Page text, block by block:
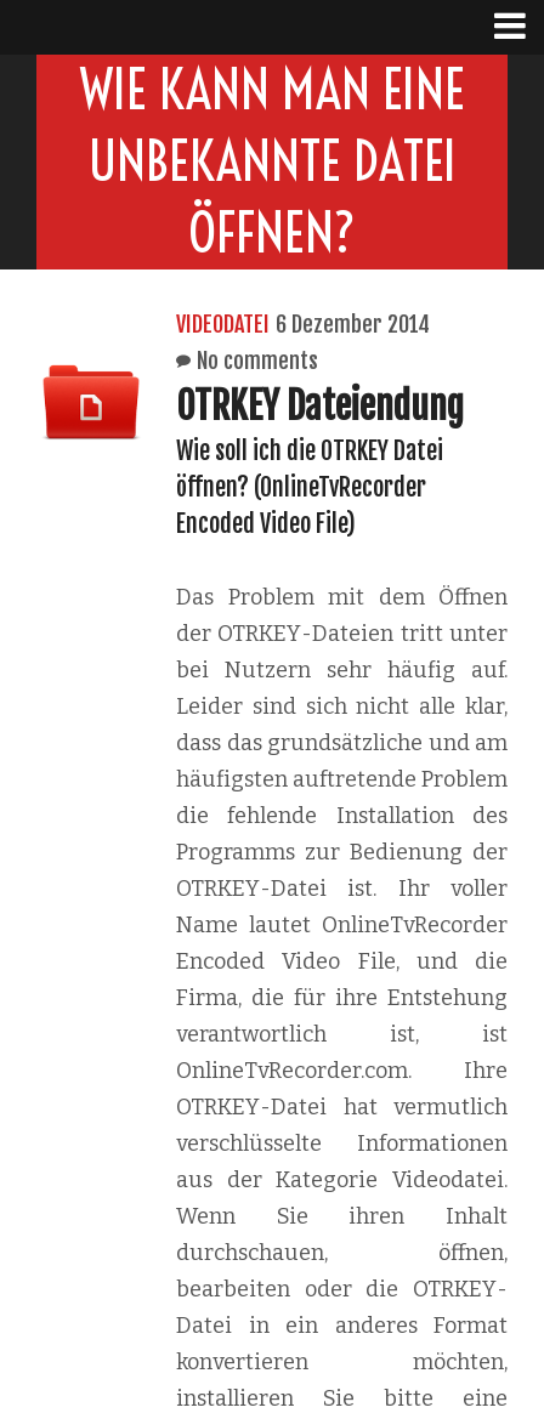
WIE KANN MAN EINE
UNBEKANNTE DATEI
ÖFFNEN?
VIDEODATEI 6 Dezember 2014
No comments
OTRKEY Dateiendung
Wie soll ich die OTRKEY Datei
öffnen? (OnlineTvRecorder
Encoded Video File)
Das Problem mit dem Öffnen
der OTRKEY-Dateien tritt unter
bei Nutzern sehr häufig auf.
Leider sind sich nicht alle klar,
dass das grundsätzliche und am
häufigsten auftretende Problem
die fehlende Installation des
Programms zur Bedienung der
OTRKEY-Datei ist. Ihr voller
Name lautet OnlineTvRecorder
Encoded Video File, und die
Firma, die für ihre Entstehung
verantwortlich ist, ist
OnlineTvRecorder.com. Ihre
OTRKEY-Datei hat vermutlich
verschlüsselte Informationen
aus der Kategorie Videodatei.
Wenn Sie ihren Inhalt
durchschauen, öffnen,
bearbeiten oder die OTRKEY-
Datei in ein anderes Format
konvertieren möchten,
installieren Sie bitte eine